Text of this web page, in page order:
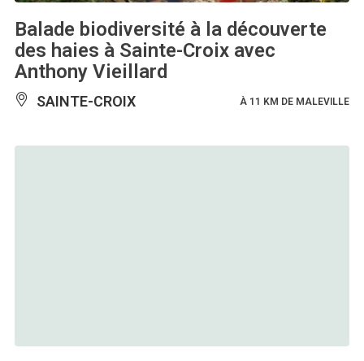
Balade biodiversité à la découverte
des haies à Sainte-Croix avec
Anthony Vieillard
SAINTE-CROIX À 11 KM DE MALEVILLE